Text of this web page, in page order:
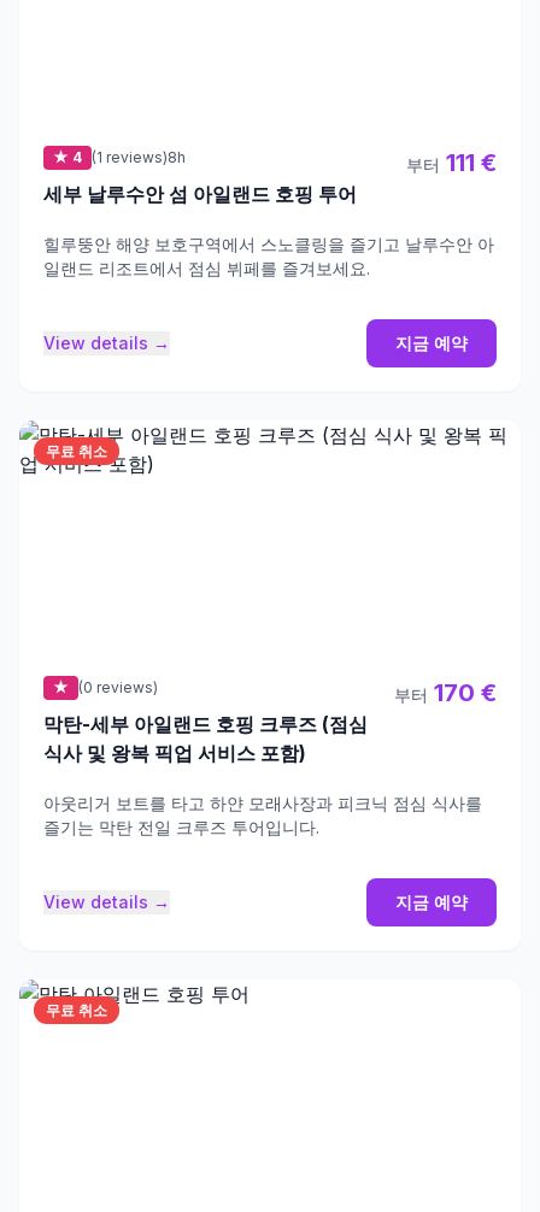
★ 4 (1 reviews)8h
세부 날루수안 섬 아일랜드 호핑 투어
부터 111 €
힐루뚱안 해양 보호구역에서 스노클링을 즐기고 날루수안 아
일랜드 리조트에서 점심 뷔페를 즐겨보세요.
View details → 지금 예약
무료 취소
★ (0 reviews)
막탄-세부 아일랜드 호핑 크루즈 (점심
식사 및 왕복 픽업 서비스 포함)
부터 170 €
아웃리거 보트를 타고 하얀 모래사장과 피크닉 점심 식사를
즐기는 막탄 전일 크루즈 투어입니다.
View details → 지금 예약
무료 취소